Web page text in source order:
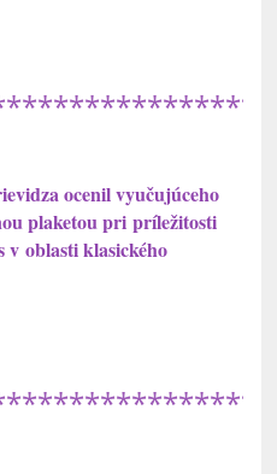
ocenil vyučujúceho
plaketou pri príležitosti
oblasti klasického